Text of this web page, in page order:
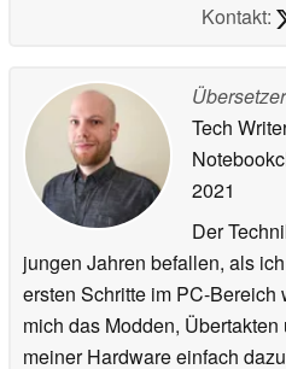
Kontakt:
Tech
2021
Der
jungen Jahren befallen, als
ersten Schritte im PC-Bereich
mich das Modden,
meiner Hardware einfach